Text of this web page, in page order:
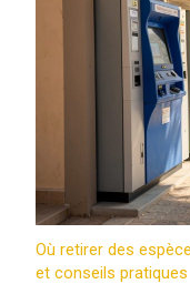
Où retirer des
et conseils pratiques